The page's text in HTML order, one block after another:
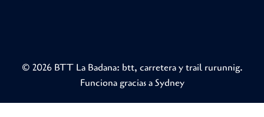
© 2026 BTT La Badana: btt, carretera y trail rurunnig.
Funciona gracias aSydney